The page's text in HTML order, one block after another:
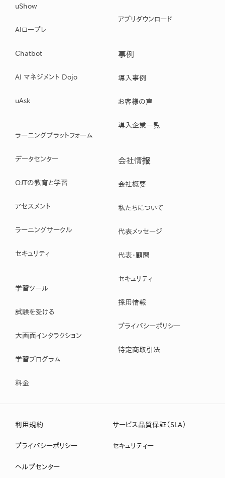
uShow
AIロープレ
Chatbot
AI マネジメント Dojo
uAsk
ラーニングプラットフォーム
データセンター
OJTの教育と学習
アセスメント
ラーニングサークル
セキュリティ
学習ツール
試験を受ける
大画面インタラクション
学習プログラム
料金
アプリダウンロード
事例
導入事例
お客様の声
導入企業一覧
会社情报
会社概要
私たちについて
代表メッセージ
代表・顧問
セキュリティ
採用情報
プライバシーポリシー
特定商取引法
利用規約 サービス品質保証（SLA）
プライバシーポリシー セキュリティー
ヘルプセンター